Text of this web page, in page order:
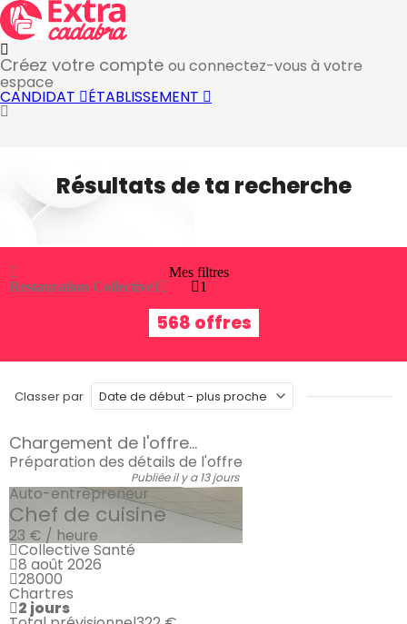
Créez votre compte ou connectez-vous à votre
espace
CANDIDAT ÉTABLISSEMENT
Résultats de ta recherche
Restauration Collective1
Mes filtres
1
568 offres
Classer par
Chargement de l'offre...
Préparation des détails de l'offre
Publiée il y a 13 jours
Auto-entrepreneur
Chef de cuisine
23 € / heure
Collective Santé
8 août 2026
28000
Chartres
2 jours